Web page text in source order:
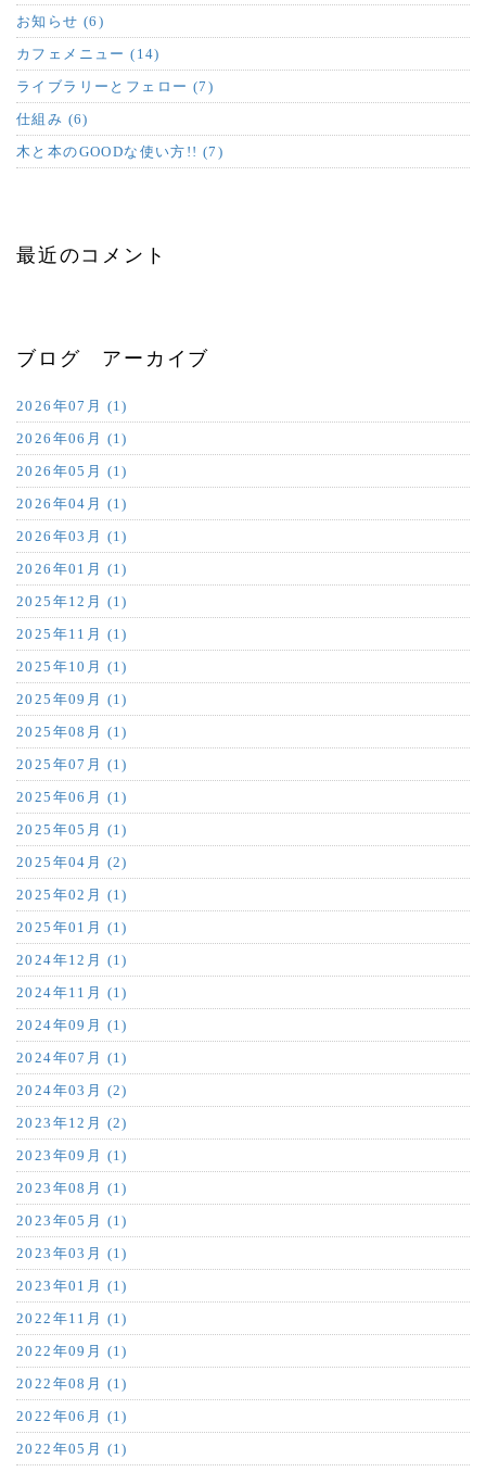
お知らせ (6)
カフェメニュー (14)
ライブラリーとフェロー (7)
仕組み (6)
木と本のGOODな使い方!! (7)
最近のコメント
ブログ アーカイブ
2026年07月 (1)
2026年06月 (1)
2026年05月 (1)
2026年04月 (1)
2026年03月 (1)
2026年01月 (1)
2025年12月 (1)
2025年11月 (1)
2025年10月 (1)
2025年09月 (1)
2025年08月 (1)
2025年07月 (1)
2025年06月 (1)
2025年05月 (1)
2025年04月 (2)
2025年02月 (1)
2025年01月 (1)
2024年12月 (1)
2024年11月 (1)
2024年09月 (1)
2024年07月 (1)
2024年03月 (2)
2023年12月 (2)
2023年09月 (1)
2023年08月 (1)
2023年05月 (1)
2023年03月 (1)
2023年01月 (1)
2022年11月 (1)
2022年09月 (1)
2022年08月 (1)
2022年06月 (1)
2022年05月 (1)